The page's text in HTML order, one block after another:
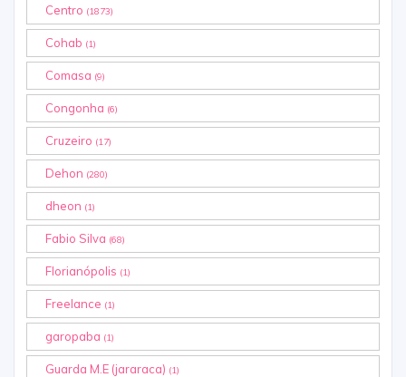
Centro (1873)
Cohab (1)
Comasa (9)
Congonha (6)
Cruzeiro (17)
Dehon (280)
dheon (1)
Fabio Silva (68)
Florianópolis (1)
Freelance (1)
garopaba (1)
Guarda M.E (jararaca) (1)